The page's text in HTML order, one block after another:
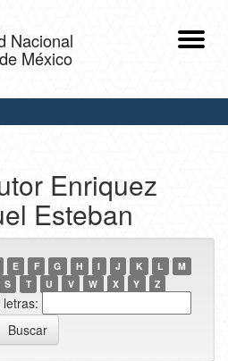
Nacional
México
Enriquez
Esteban
E F G H I J K L
M
S T U V W X Y Z